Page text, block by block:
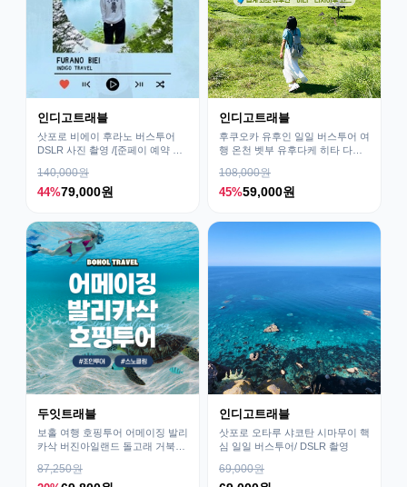
인디고트래블
삿포로 비에이 후라노 버스투어
DSLR 사진 촬영 /[준페이 예약 식
140,000원
44%79,000원
인디고트래블
후쿠오카 유후인 일일 버스투어 여
행 온천 벳부 유후다케 히타 다자
108,000원
45%59,000원
두잇트래블
보홀 여행 호핑투어 어메이징 발리
카삭 버진아일랜드 돌고래 거북이
87,250원
인디고트래블
삿포로 오타루 샤코탄 시마무이 핵
심 일일 버스투어/ DSLR 촬영
69,000원